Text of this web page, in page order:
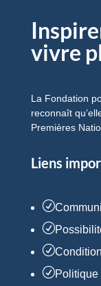
vivre
La Fondation
reconnaît
Premières
Liens
R
R
R
RPolitique